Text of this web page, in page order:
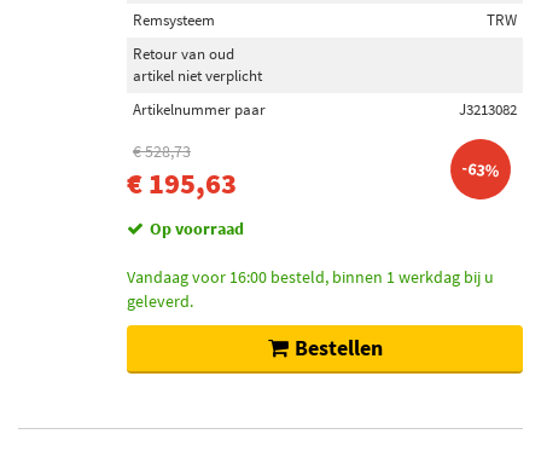
Remsysteem
TRW
Retour van oud
artikel niet verplicht
Artikelnummer paar
J3213082
€ 528,73
€ 195,63 -63%
Op voorraad
Vandaag voor 16:00 besteld, binnen 1 werkdag bij u
geleverd.
Bestellen